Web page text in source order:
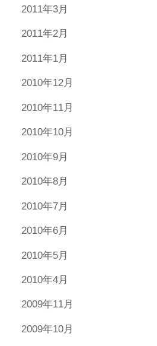
2011年3月
2011年2月
2011年1月
2010年12月
2010年11月
2010年10月
2010年9月
2010年8月
2010年7月
2010年6月
2010年5月
2010年4月
2009年11月
2009年10月